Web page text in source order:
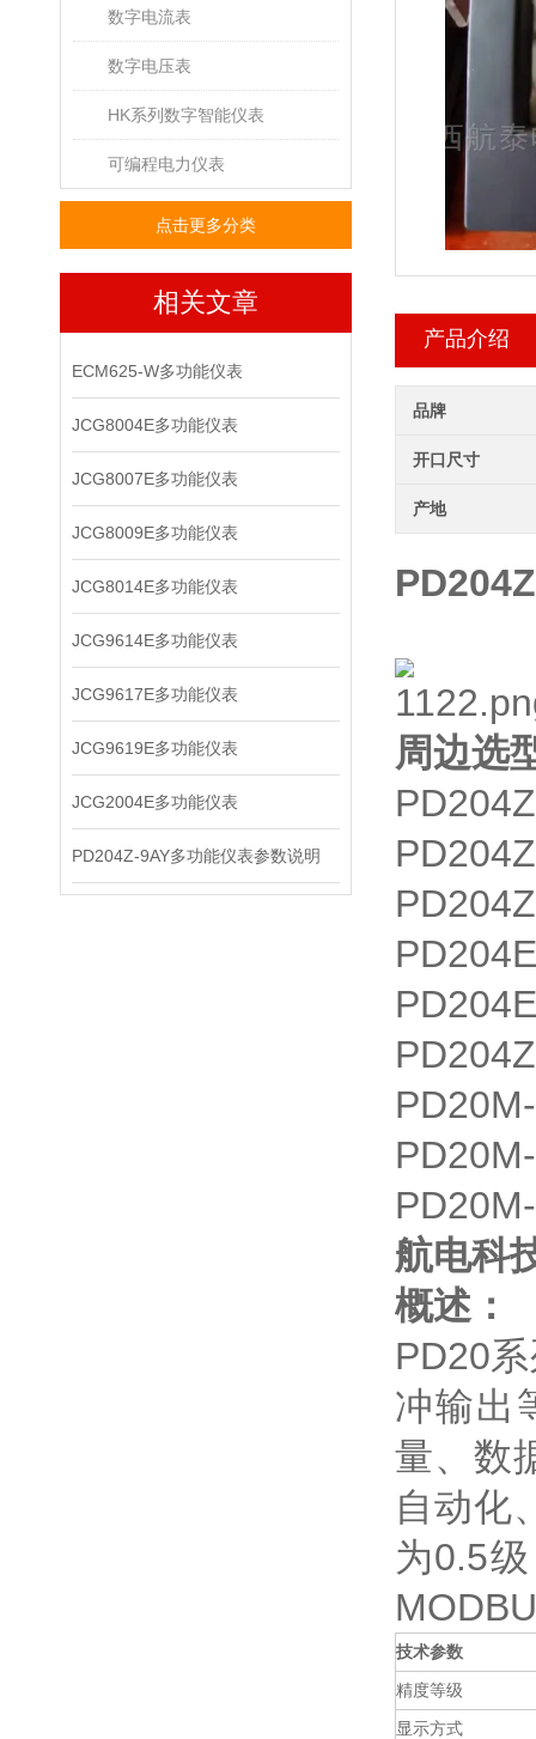
数字电流表
数字电压表
HK系列数字智能仪表
可编程电力仪表
点击更多分类
相关文章
ECM625-W多功能仪表
JCG8004E多功能仪表
JCG8007E多功能仪表
JCG8009E多功能仪表
JCG8014E多功能仪表
JCG9614E多功能仪表
JCG9617E多功能仪表
JCG9619E多功能仪表
JCG2004E多功能仪表
PD204Z-9AY多功能仪表参数说明
产品介绍
品牌
开口尺寸
产地
周边选
航电科
概述：
PD20
冲输出
量、数
自动化
为0.5
技术参数
精度等级
显示方式